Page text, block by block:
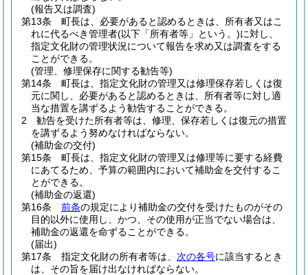
(報告又は調査)
第13条
町長は、必要があると認めるときは、所有者又はこ
れに代るべき管理者(以下「所有者等」という。)に対し、
指定文化財の管理状況について報告を求め又は調査をする
ことができる。
(管理、修理保存に関する勧告等)
第14条
町長は、指定文化財の管理又は修理保存若しくは復
元に関し、必要があると認めるときは、所有者等に対し適
当な措置を講ずるよう勧告することができる。
2
勧告を受けた所有者等は、修理、保存若しくは復元の措置
を講ずるよう努めなければならない。
(補助金の交付)
第15条
町長は、指定文化財の管理又は修理等に要する経費
にあてるため、予算の範囲内において補助金を交付するこ
とができる。
(補助金の返還)
第16条
前条の規定により補助金の交付を受けたものがその
目的以外に使用し、かつ、その使用が正当でない場合は、
補助金の返還を命ずることができる。
(届出)
第17条
指定文化財の所有者等は、 次の各号に該当するとき
は、その旨を届け出なければならない。